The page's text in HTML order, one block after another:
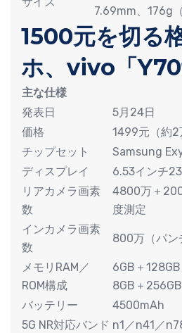
7.69mm、176g
1500元を切る
ホ、vivo「
主な仕様
発表日
5月24日
価格
1499元（約
チップセット
Samsung
ディスプレイ
6.53インチ
リアカメラ画素
数
4800万＋
度測定
インカメラ画素
数
800万（パン
メモリRAM／
ROM構成
6GB＋128GB
8GB＋256GB
バッテリー
4500mAh
5G NR対応バンド n1／n41／